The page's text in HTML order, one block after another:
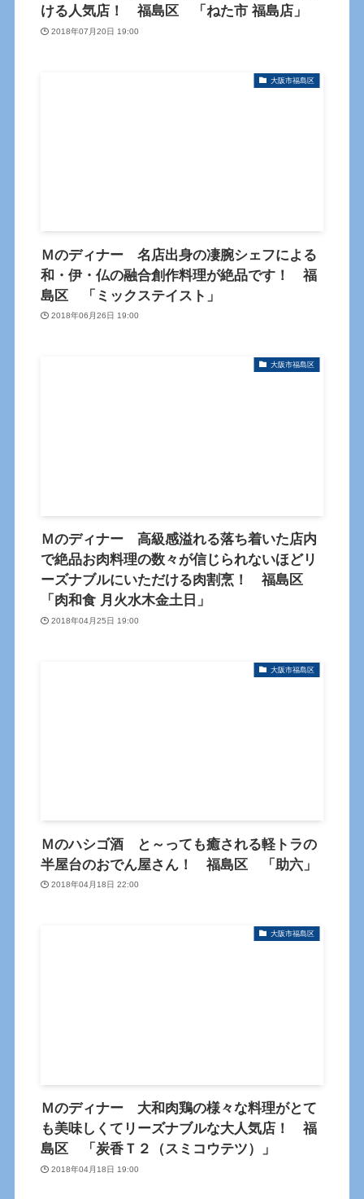
ける人気店！ 福島区 「ねた市 福島店」
2018年07月20日 19:00
大阪市福島区
Ｍのディナー 名店出身の凄腕シェフによる
和・伊・仏の融合創作料理が絶品です！ 福
島区 「ミックステイスト」
2018年06月26日 19:00
大阪市福島区
Ｍのディナー 高級感溢れる落ち着いた店内
で絶品お肉料理の数々が信じられないほどリ
ーズナブルにいただける肉割烹！ 福島区
「肉和食 月火水木金土日」
2018年04月25日 19:00
大阪市福島区
Ｍのハシゴ酒 と～っても癒される軽トラの
半屋台のおでん屋さん！ 福島区 「助六」
2018年04月18日 22:00
大阪市福島区
Ｍのディナー 大和肉鶏の様々な料理がとて
も美味しくてリーズナブルな大人気店！ 福
島区 「炭香Ｔ２（スミコウテツ）」
2018年04月18日 19:00